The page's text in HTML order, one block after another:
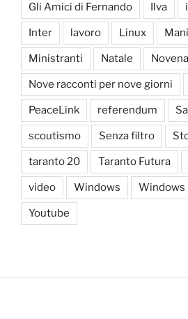
Gli Amici di Fernando Ilva
Inter lavoro Linux
Ministranti Natale
Nove racconti per nove giorni
PeaceLink referendum
scoutismo Senza filtro
taranto 20 Taranto Futura
video Windows Windows
Youtube